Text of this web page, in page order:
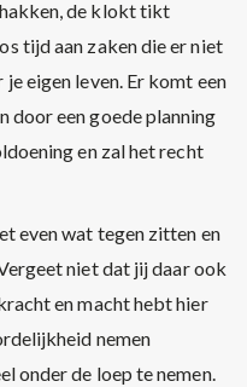
de klokt tikt
tijd aan zaken die er niet
eigen leven. Er komt een
door een goede planning
en zal het recht
even wat tegen zitten en
niet dat jij daar ook
en macht hebt hier
nemen
onder de loep te nemen.